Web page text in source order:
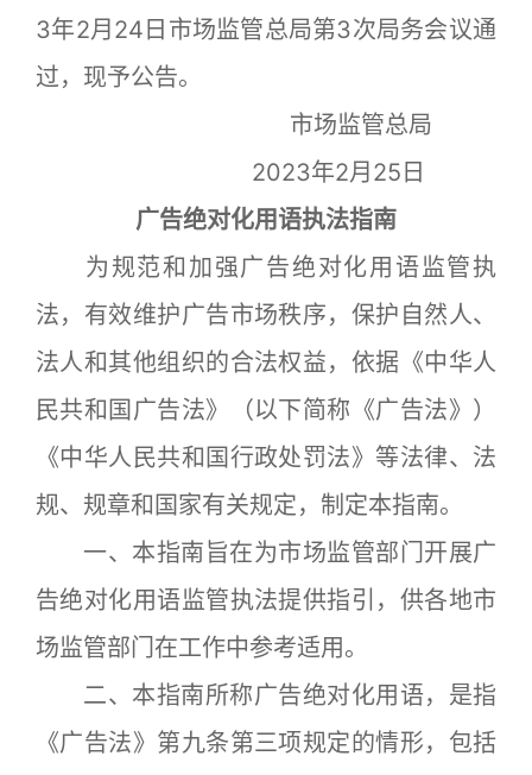
3年2月24日市场监管总局第3次局务会议通
过，现予公告。
市场监管总局
2023年2月25日
广告绝对化用语执法指南
为规范和加强广告绝对化用语监管执
法，有效维护广告市场秩序，保护自然人、
法人和其他组织的合法权益，依据《中华人
民共和国广告法》（以下简称《广告法》）
《中华人民共和国行政处罚法》等法律、法
规、规章和国家有关规定，制定本指南。
一、本指南旨在为市场监管部门开展广
告绝对化用语监管执法提供指引，供各地市
场监管部门在工作中参考适用。
二、本指南所称广告绝对化用语，是指
《广告法》第九条第三项规定的情形，包括